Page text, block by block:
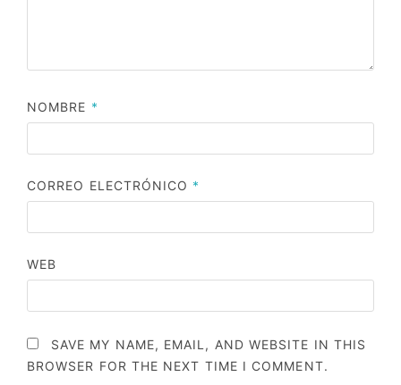
NOMBRE *
CORREO ELECTRÓNICO *
WEB
SAVE MY NAME, EMAIL, AND WEBSITE IN THIS
BROWSER FOR THE NEXT TIME I COMMENT.